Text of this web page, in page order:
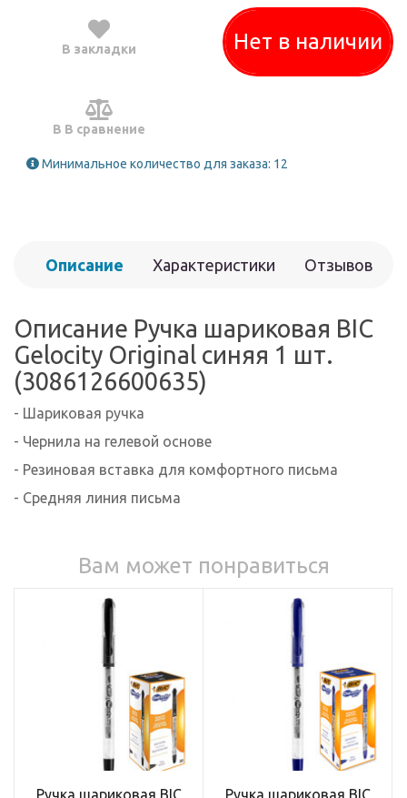
В закладки
В В сравнение
Нет в наличии
Минимальное количество для заказа: 12
Описание Характеристики Отзывов
Описание Ручка шариковая BIC
Gelocity Original синяя 1 шт.
(3086126600635)
- Шариковая ручка
- Чернила на гелевой основе
- Резиновая вставка для комфортного письма
- Средняя линия письма
Вам может понравиться
Ручка шариковая BIC Ручка шариковая BIC